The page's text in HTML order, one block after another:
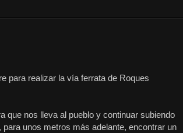
para realizar la vía ferrata de Roques
que nos lleva al pueblo y continuar subiendo
unos metros más adelante, encontrar un